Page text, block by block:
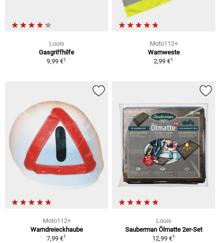
Louis
Gasgriffhilfe
9,99 €1
Moto112+
Warnweste
2,99 €1
Moto112+
Warndreieckhaube
7,99 €1
Louis
Sauberman Ölmatte 2er-Set
12,99 €1